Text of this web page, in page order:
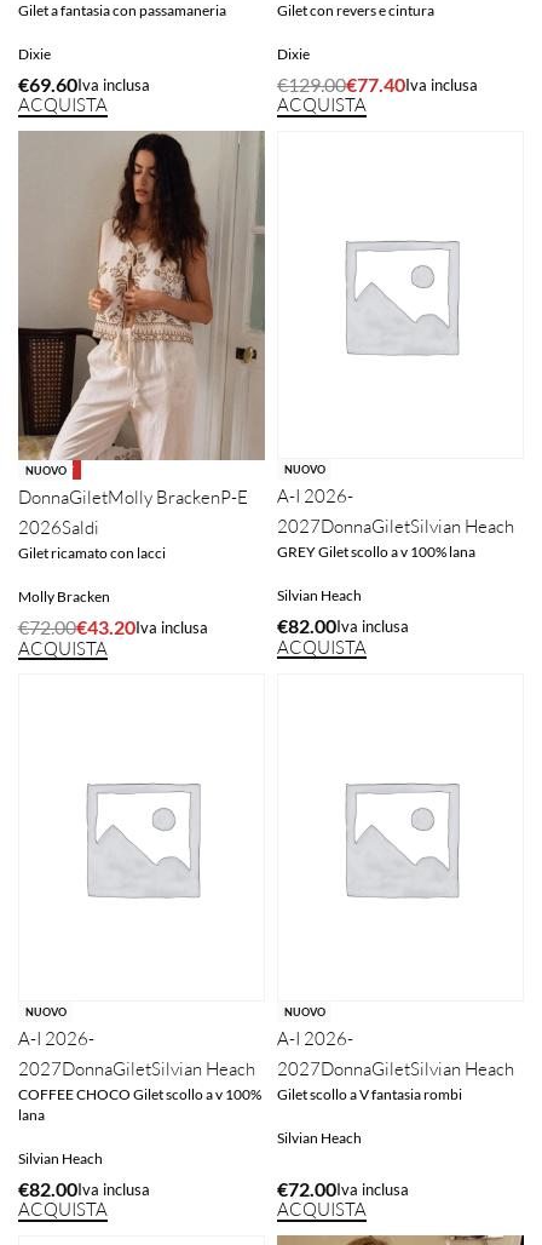
Gilet a fantasia con passamaneria
Dixie
€69.60Iva inclusa
ACQUISTA
Gilet con revers e cintura
Dixie
€129.00€77.40Iva inclusa
ACQUISTA
-40% OFF
NUOVO
DonnaGiletMolly BrackenP-E
2026Saldi
Gilet ricamato con lacci
Molly Bracken
€72.00€43.20Iva inclusa
ACQUISTA
NUOVO
A-I 2026-
2027DonnaGiletSilvian Heach
GREY Gilet scollo a v 100% lana
Silvian Heach
€82.00Iva inclusa
ACQUISTA
NUOVO
A-I 2026-
2027DonnaGiletSilvian Heach
COFFEE CHOCO Gilet scollo a v 100%
lana
Silvian Heach
€82.00Iva inclusa
ACQUISTA
NUOVO
A-I 2026-
2027DonnaGiletSilvian Heach
Gilet scollo a V fantasia rombi
Silvian Heach
€72.00Iva inclusa
ACQUISTA